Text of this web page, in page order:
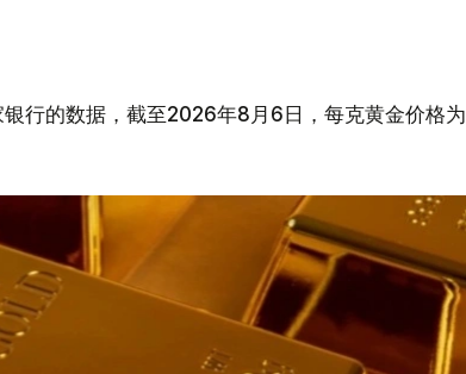
银行的数据，截至2026年8月6日，每克黄金价格为